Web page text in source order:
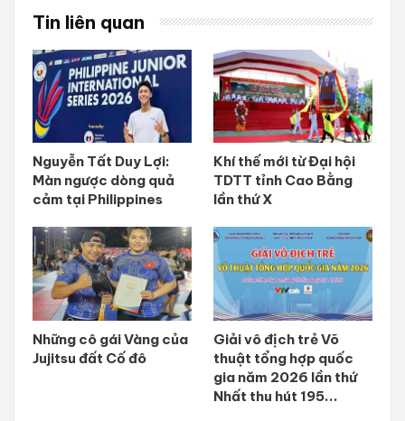
Tin liên quan
Nguyễn Tất Duy Lợi:
Màn ngược dòng quả
cảm tại Philippines
Khí thế mới từ Đại hội
TDTT tỉnh Cao Bằng
lần thứ X
Những cô gái Vàng của
Jujitsu đất Cố đô
Giải vô địch trẻ Võ
thuật tổng hợp quốc
gia năm 2026 lần thứ
Nhất thu hút 195...